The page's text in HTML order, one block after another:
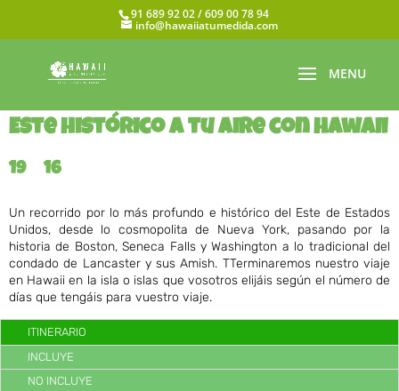
91 689 92 02 / 609 00 78 94
info@hawaiiatumedida.com
Este histórico a tu aire con hawaii
19 16
Un recorrido por lo más profundo e histórico del Este de Estados
Unidos, desde lo cosmopolita de Nueva York, pasando por la
historia de Boston, Seneca Falls y Washington a lo tradicional del
condado de Lancaster y sus Amish. TTerminaremos nuestro viaje
en Hawaii en la isla o islas que vosotros elijáis según el número de
días que tengáis para vuestro viaje.
ITINERARIO
INCLUYE
NO INCLUYE